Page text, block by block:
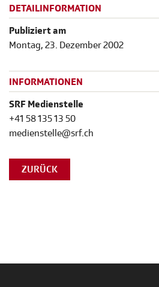
DETAILINFORMATION
Publiziert am
Montag, 23. Dezember 2002
INFORMATIONEN
SRF Medienstelle
+41 58 135 13 50
medienstelle@srf.ch
ZURÜCK